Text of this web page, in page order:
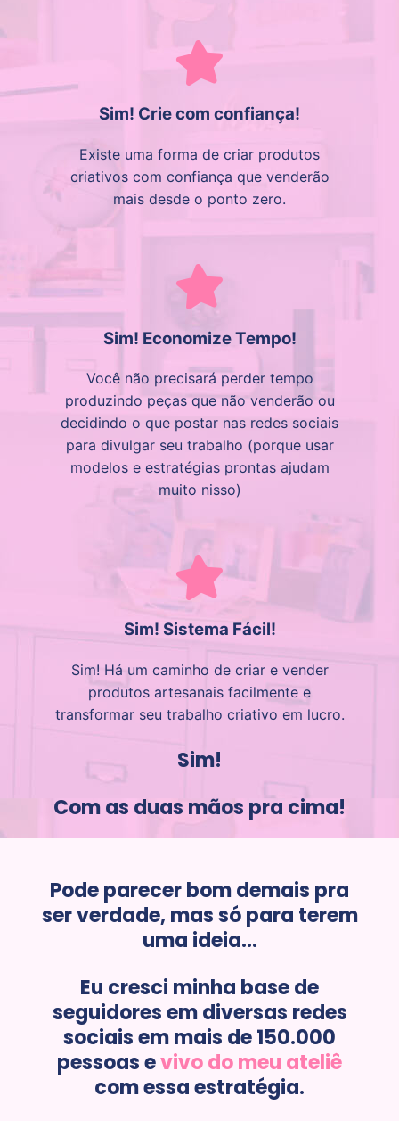
Sim! Crie com confiança!
Existe uma forma de criar produtos
criativos com confiança que venderão
mais desde o ponto zero.
Sim! Economize Tempo!
Você não precisará perder tempo
produzindo peças que não venderão ou
decidindo o que postar nas redes sociais
para divulgar seu trabalho (porque usar
modelos e estratégias prontas ajudam
muito nisso)
Sim! Sistema Fácil!
Sim! Há um caminho de criar e vender
produtos artesanais facilmente e
transformar seu trabalho criativo em lucro.
Sim!
Com as duas mãos pra cima!
Pode parecer bom demais pra
ser verdade, mas só para terem
uma ideia...
Eu cresci minha base de
seguidores em diversas redes
sociais em mais de 150.000
pessoas evivo do meu ateliê
com essa estratégia.